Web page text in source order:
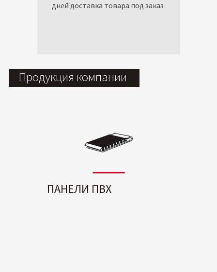
дней доставка товара под заказ
Продукция компании
ПАНЕЛИ ПВХ